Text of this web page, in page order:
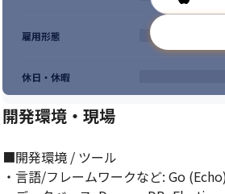
より良い仕事をしていくため、
雇用形態
休日・休暇
開発環境・現場
■開発環境 / ツール
・言語/フレームワークなど: Go